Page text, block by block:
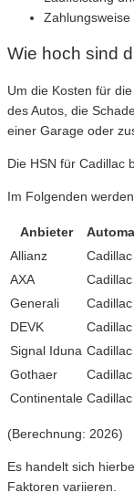
Wie hoch sind
Um die Kosten für
des Autos, die
einer Garage oder
Die HSN für Cadillac
Im Folgenden
Anbieter
Allianz
Cadillac
AXA
Cadillac
Generali
Cadillac
DEVK
Cadillac
Signal Iduna Cadillac
Gothaer
Cadillac
Continentale Cadillac
(Berechnung: 2026)
Es handelt sich
Faktoren variieren.